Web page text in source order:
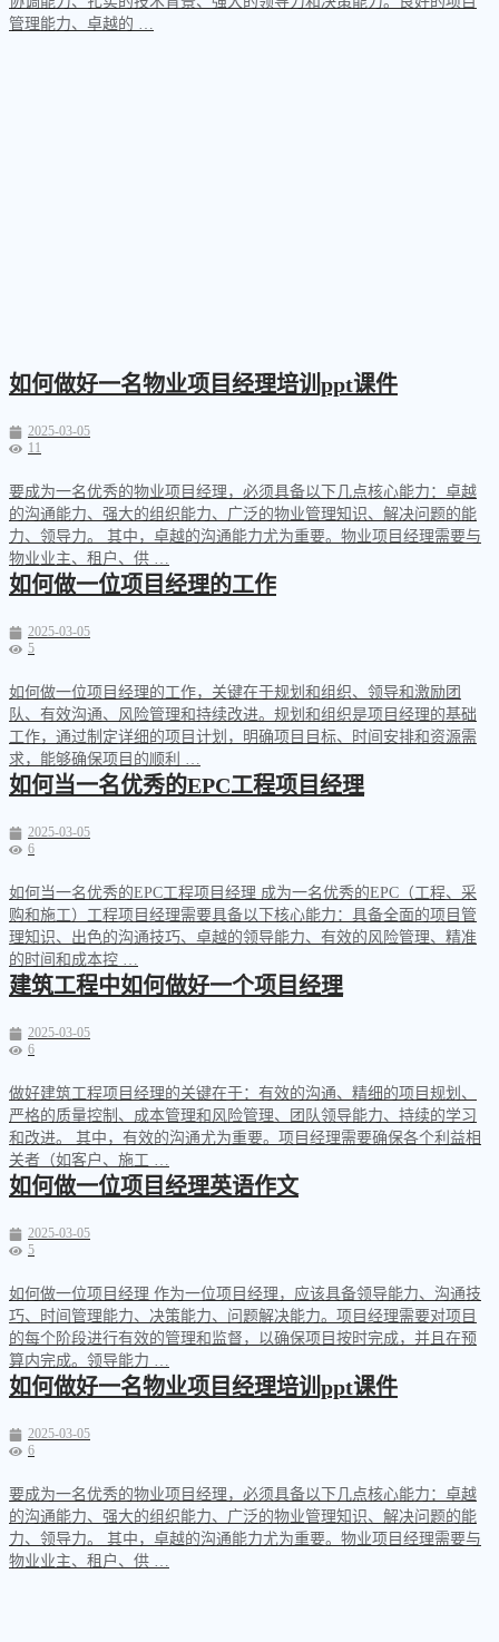
管理能力、卓越的 …
如何做好一名物业项目经理培训ppt课件
2025-03-05
11
要成为一名优秀的物业项目经理，必须具备以下几点核心能力：卓越
的沟通能力、强大的组织能力、广泛的物业管理知识、解决问题的能
力、领导力。 其中，卓越的沟通能力尤为重要。物业项目经理需要与
物业业主、租户、供 …
如何做一位项目经理的工作
2025-03-05
5
如何做一位项目经理的工作，关键在于规划和组织、领导和激励团
队、有效沟通、风险管理和持续改进。规划和组织是项目经理的基础
工作，通过制定详细的项目计划，明确项目目标、时间安排和资源需
求，能够确保项目的顺利 …
如何当一名优秀的EPC工程项目经理
2025-03-05
6
如何当一名优秀的EPC工程项目经理 成为一名优秀的EPC（工程、采
购和施工）工程项目经理需要具备以下核心能力：具备全面的项目管
理知识、出色的沟通技巧、卓越的领导能力、有效的风险管理、精准
的时间和成本控 …
建筑工程中如何做好一个项目经理
2025-03-05
6
做好建筑工程项目经理的关键在于：有效的沟通、精细的项目规划、
严格的质量控制、成本管理和风险管理、团队领导能力、持续的学习
和改进。 其中，有效的沟通尤为重要。项目经理需要确保各个利益相
关者（如客户、施工 …
如何做一位项目经理英语作文
2025-03-05
5
如何做一位项目经理 作为一位项目经理，应该具备领导能力、沟通技
巧、时间管理能力、决策能力、问题解决能力。项目经理需要对项目
的每个阶段进行有效的管理和监督，以确保项目按时完成，并且在预
算内完成。领导能力 …
如何做好一名物业项目经理培训ppt课件
2025-03-05
6
要成为一名优秀的物业项目经理，必须具备以下几点核心能力：卓越
的沟通能力、强大的组织能力、广泛的物业管理知识、解决问题的能
力、领导力。 其中，卓越的沟通能力尤为重要。物业项目经理需要与
物业业主、租户、供 …